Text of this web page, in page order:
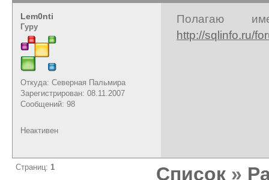
Lem0nti
Гуру
Откуда: Северная Пальмира
Зарегистрирован: 08.11.2007
Сообщений: 98
Полагаю
http://sqlinfo.ru/
Неактивен
Страниц: 1 Список »